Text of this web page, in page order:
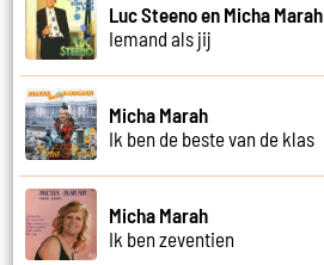
Luc Steeno en Micha Marah
Iemand als jij
Micha Marah
Ik ben de beste van de klas
Micha Marah
Ik ben zeventien